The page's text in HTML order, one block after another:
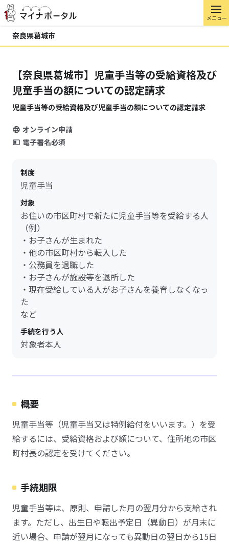
メニュー
奈良県葛城市
【奈良県葛城市】児童手当等の受給資格及び
児童手当の額についての認定請求
児童手当等の受給資格及び児童手当の額についての認定請求
オンライン申請
電子署名必須
制度
児童手当
対象
お住いの市区町村で新たに児童手当等を受給する人
（例）
・お子さんが生まれた
・他の市区町村から転入した
・公務員を退職した
・お子さんが施設等を退所した
・現在受給している人がお子さんを養育しなくなっ
た
など
手続を行う人
対象者本人
概要
児童手当等（児童手当又は特例給付をいいます。）を受
給するには、受給資格および額について、住所地の市区
町村長の認定を受けてください。
手続期限
児童手当等は、原則、申請した月の翌月分から支給され
ます。ただし、出生日や転出予定日（異動日）が月末に
近い場合、申請が翌月になっても異動日の翌日から15日